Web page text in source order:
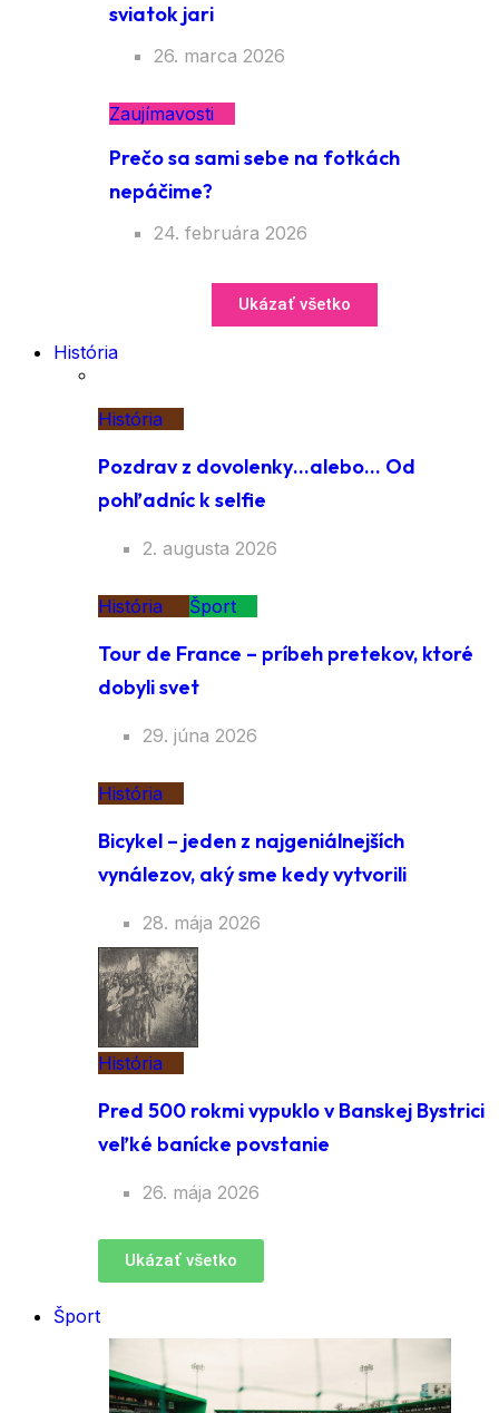
sviatok jari
26. marca 2026
Zaujímavosti
Prečo sa sami sebe na fotkách
nepáčime?
24. februára 2026
Ukázať všetko
História
História
Pozdrav z dovolenky…alebo… Od
pohľadníc k selfie
2. augusta 2026
História Šport
Tour de France – príbeh pretekov, ktoré
dobyli svet
29. júna 2026
História
Bicykel – jeden z najgeniálnejších
vynálezov, aký sme kedy vytvorili
28. mája 2026
História
Pred 500 rokmi vypuklo v Banskej Bystrici
veľké banícke povstanie
26. mája 2026
Ukázať všetko
Šport